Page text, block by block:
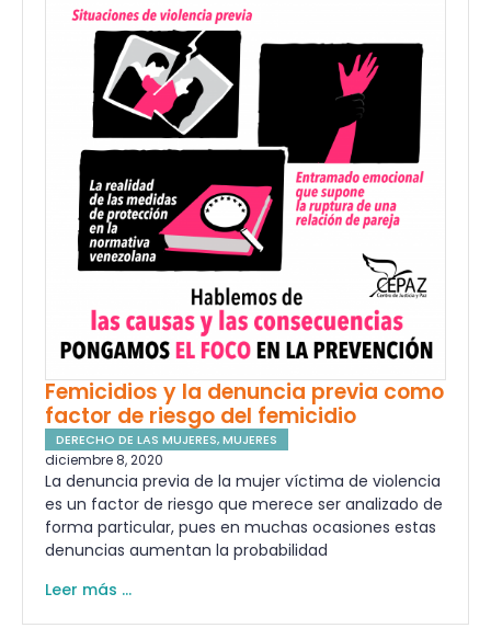
Femicidios y la denuncia previa como
factor de riesgo del femicidio
DERECHO DE LAS MUJERES,MUJERES
diciembre 8, 2020
La denuncia previa de la mujer víctima de violencia
es un factor de riesgo que merece ser analizado de
forma particular, pues en muchas ocasiones estas
denuncias aumentan la probabilidad
Leer más ...